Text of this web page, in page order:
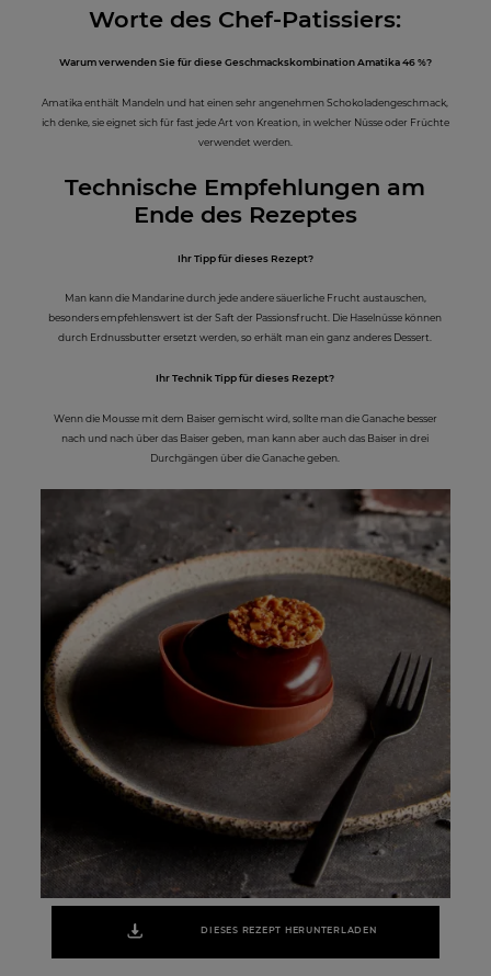
Worte des Chef-Patissiers:
Warum verwenden Sie für diese Geschmackskombination Amatika 46 %?
Amatika enthält Mandeln und hat einen sehr angenehmen Schokoladengeschmack,
ich denke, sie eignet sich für fast jede Art von Kreation, in welcher Nüsse oder Früchte
verwendet werden.
Technische Empfehlungen am
Ende des Rezeptes
Ihr Tipp für dieses Rezept?
Man kann die Mandarine durch jede andere säuerliche Frucht austauschen,
besonders empfehlenswert ist der Saft der Passionsfrucht. Die Haselnüsse können
durch Erdnussbutter ersetzt werden, so erhält man ein ganz anderes Dessert.
Ihr Technik Tipp für dieses Rezept?
Wenn die Mousse mit dem Baiser gemischt wird, sollte man die Ganache besser
nach und nach über das Baiser geben, man kann aber auch das Baiser in drei
Durchgängen über die Ganache geben.
DIESES REZEPT HERUNTERLADEN